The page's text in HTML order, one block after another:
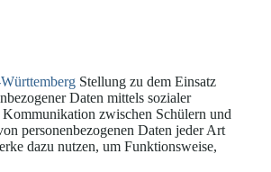
Stellung zu dem Einsatz
Daten mittels sozialer
zwischen Schülern und
personenbezogenen Daten jeder Art
dazu nutzen, um Funktionsweise,